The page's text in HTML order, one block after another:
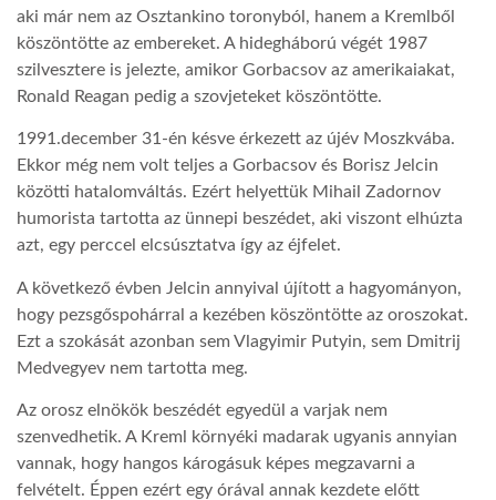
aki már nem az Osztankino toronyból, hanem a Kremlből
köszöntötte az embereket. A hidegháború végét 1987
szilvesztere is jelezte, amikor Gorbacsov az amerikaiakat,
Ronald Reagan pedig a szovjeteket köszöntötte.
1991.december 31-én késve érkezett az újév Moszkvába.
Ekkor még nem volt teljes a Gorbacsov és Borisz Jelcin
közötti hatalomváltás. Ezért helyettük Mihail Zadornov
humorista tartotta az ünnepi beszédet, aki viszont elhúzta
azt, egy perccel elcsúsztatva így az éjfelet.
A következő évben Jelcin annyival újított a hagyományon,
hogy pezsgőspohárral a kezében köszöntötte az oroszokat.
Ezt a szokását azonban sem Vlagyimir Putyin, sem Dmitrij
Medvegyev nem tartotta meg.
Az orosz elnökök beszédét egyedül a varjak nem
szenvedhetik. A Kreml környéki madarak ugyanis annyian
vannak, hogy hangos károgásuk képes megzavarni a
felvételt. Éppen ezért egy órával annak kezdete előtt